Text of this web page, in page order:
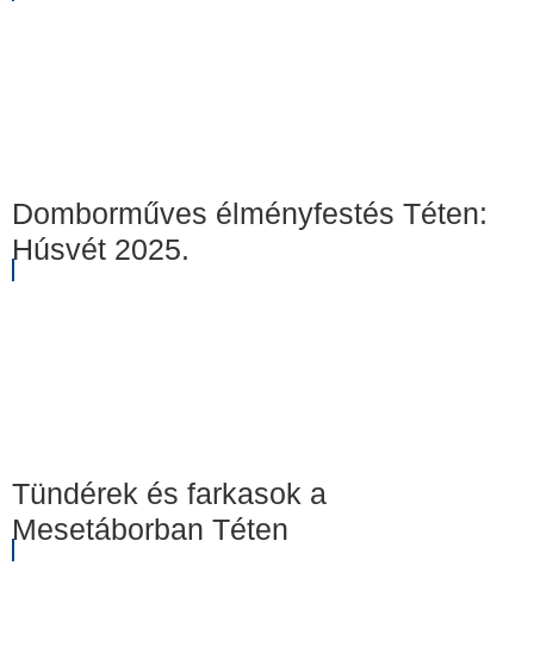
Domborműves élményfestés Téten:
Húsvét 2025.
Tündérek és farkasok a
Mesetáborban Téten